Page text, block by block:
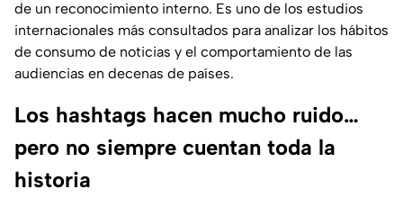
de un reconocimiento interno. Es uno de los estudios
internacionales más consultados para analizar los hábitos
de consumo de noticias y el comportamiento de las
audiencias en decenas de países.
Los hashtags hacen mucho ruido…
pero no siempre cuentan toda la
historia